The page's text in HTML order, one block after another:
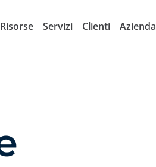
Risorse Servizi Clienti Azienda